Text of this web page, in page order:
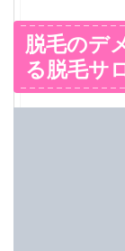
脱毛のデ
る脱毛サ